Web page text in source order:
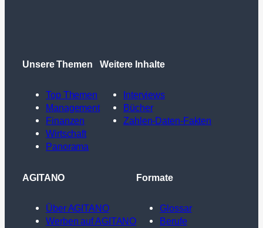
Unsere Themen
Top Themen
Management
Finanzen
Wirtschaft
Panorama
Weitere Inhalte
Interviews
Bücher
Zahlen-Daten-Fakten
AGITANO
Über AGITANO
Werben auf AGITANO
Formate
Glossar
Berufe